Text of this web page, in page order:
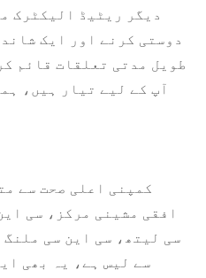
دیگر ریٹیڈ الیکٹرک
دوستی کرنے اور ایک
طویل مدتی تعلقات قائم
آپ کے لیے تیار ہیں،
کمپنی اعلی صحت سے
افقی مشینی مرکز، سی
سی لیتھ، سی این سی ملنگ
سے لیس ہے، یہ بھی